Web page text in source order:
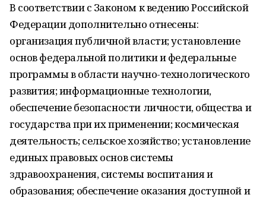
В соответствии с Законом к ведению Российской
Федерации дополнительно отнесены:
организация публичной власти; установление
основ федеральной политики и федеральные
программы в области научно-технологического
развития; информационные технологии,
обеспечение безопасности личности, общества и
государства при их применении; космическая
деятельность; сельское хозяйство; установление
единых правовых основ системы
здравоохранения, системы воспитания и
образования; обеспечение оказания доступной и